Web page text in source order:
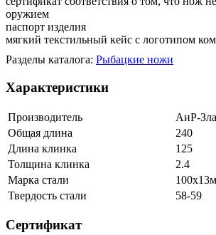
оружием
паспорт изделия
мягкий текстильный кейс с логотипом
Разделы каталога: Рыбацкие ножи
Характеристики
Производитель
АиР-
Общая длина
240
Длина клинка
125
Толщина клинка
2.4
Марка стали
100х13м
Твердость стали
58-59
Сертификат